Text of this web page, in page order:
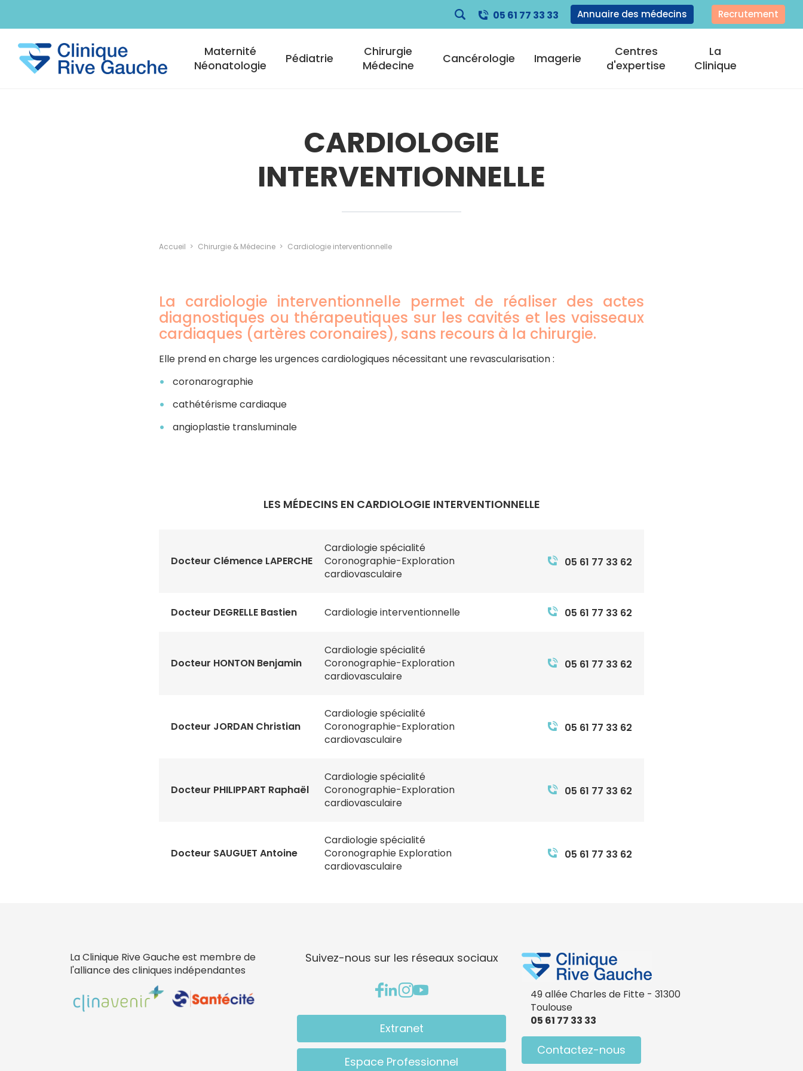
05 61 77 33 33 Annuaire des médecins Recrutement
Maternité
Néonatologie
Pédiatrie
Chirurgie
Médecine
Cancérologie Imagerie
Centres
d'expertise
La
Clinique
CARDIOLOGIE
INTERVENTIONNELLE
Accueil Chirurgie & Médecine Cardiologie interventionnelle
La cardiologie interventionnelle permet de réaliser des actes
diagnostiques ou thérapeutiques sur les cavités et les vaisseaux
cardiaques (artères coronaires), sans recours à la chirurgie.
Elle prend en charge les urgences cardiologiques nécessitant une revascularisation :
coronarographie
cathétérisme cardiaque
angioplastie transluminale
LES MÉDECINS EN CARDIOLOGIE INTERVENTIONNELLE
Docteur Clémence LAPERCHE
Cardiologie spécialité
Coronographie-Exploration
cardiovasculaire
05 61 77 33 62
Docteur DEGRELLE Bastien Cardiologie interventionnelle 05 61 77 33 62
Docteur HONTON Benjamin
Cardiologie spécialité
Coronographie-Exploration
cardiovasculaire
05 61 77 33 62
Docteur JORDAN Christian
Cardiologie spécialité
Coronographie-Exploration
cardiovasculaire
05 61 77 33 62
Docteur PHILIPPART Raphaël
Cardiologie spécialité
Coronographie-Exploration
cardiovasculaire
05 61 77 33 62
Docteur SAUGUET Antoine
Cardiologie spécialité
Coronographie Exploration
cardiovasculaire
05 61 77 33 62
La Clinique Rive Gauche est membre de
l'alliance des cliniques indépendantes
Suivez-nous sur les réseaux sociaux
Extranet
Espace Professionnel
49 allée Charles de Fitte - 31300
Toulouse
05 61 77 33 33
Contactez-nous